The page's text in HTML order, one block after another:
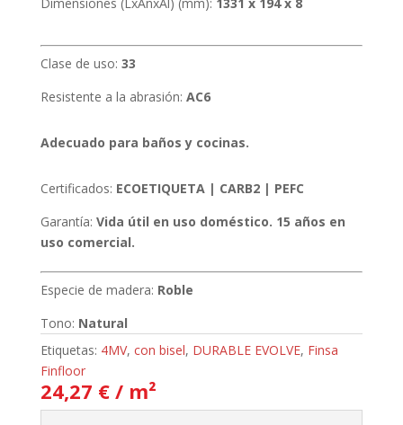
Clase de uso: 33
Resistente a la abrasión: AC6
Adecuado para baños y cocinas.
Certificados: ECOETIQUETA | CARB2 | PEFC
Garantía: Vida útil en uso doméstico. 15 años en
uso comercial.
Especie de madera: Roble
Tono: Natural
Etiquetas: 4MV, con bisel, DURABLE EVOLVE, Finsa
Finfloor
24,27 € / m²